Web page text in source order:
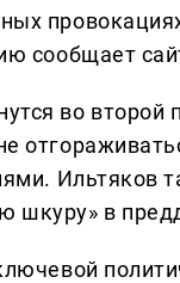
сообщает
во второй
Ильтяков
шкуру» в